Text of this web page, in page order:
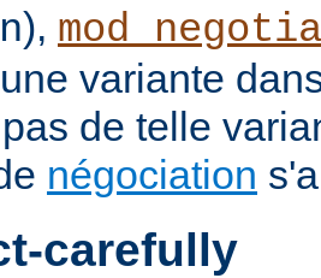
),
variante
de telle
négociation
carefully